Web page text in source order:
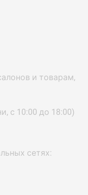
и товарам,
с 10:00 до 18:00)
сетях: